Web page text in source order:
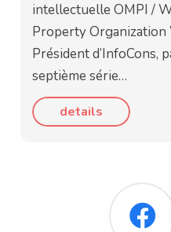
intellectuelle OMPI /
Property
Président d’InfoCons,
septième série…
details